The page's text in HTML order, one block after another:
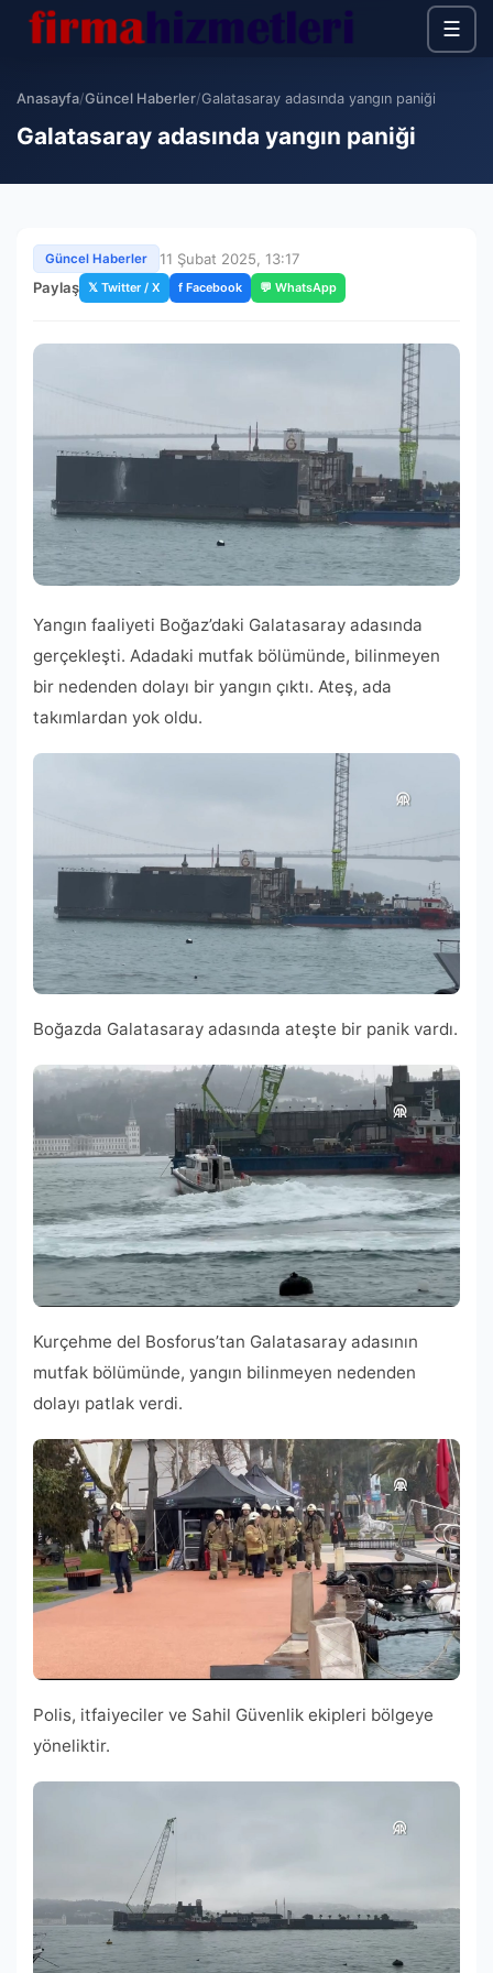
☰
Anasayfa/Güncel Haberler/Galatasaray adasında yangın paniği
Galatasaray adasında yangın paniği
Güncel Haberler
11 Şubat 2025, 13:17
Paylaş 𝕏 Twitter / X f Facebook 💬 WhatsApp
Yangın faaliyeti Boğaz’daki Galatasaray adasında
gerçekleşti. Adadaki mutfak bölümünde, bilinmeyen
bir nedenden dolayı bir yangın çıktı. Ateş, ada
takımlardan yok oldu.
Boğazda Galatasaray adasında ateşte bir panik vardı.
Kurçehme del Bosforus’tan Galatasaray adasının
mutfak bölümünde, yangın bilinmeyen nedenden
dolayı patlak verdi.
Polis, itfaiyeciler ve Sahil Güvenlik ekipleri bölgeye
yöneliktir.